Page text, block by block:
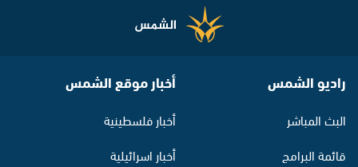
راديو الشمس
البث المباشر
قائمة البرامج
أخبار موقع الشمس
أخبار فلسطينية
أخبار اسرائيلية